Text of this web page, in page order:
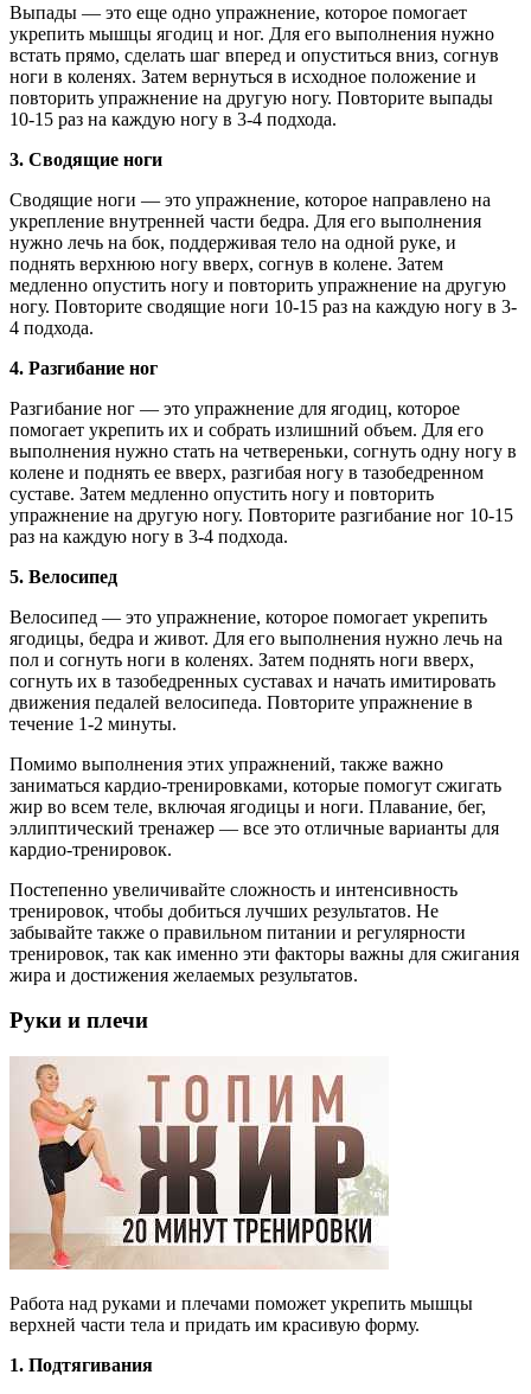
Выпады — это еще одно упражнение, которое помогает
укрепить мышцы ягодиц и ног. Для его выполнения нужно
встать прямо, сделать шаг вперед и опуститься вниз, согнув
ноги в коленях. Затем вернуться в исходное положение и
повторить упражнение на другую ногу. Повторите выпады
10-15 раз на каждую ногу в 3-4 подхода.
3. Сводящие ноги
Сводящие ноги — это упражнение, которое направлено на
укрепление внутренней части бедра. Для его выполнения
нужно лечь на бок, поддерживая тело на одной руке, и
поднять верхнюю ногу вверх, согнув в колене. Затем
медленно опустить ногу и повторить упражнение на другую
ногу. Повторите сводящие ноги 10-15 раз на каждую ногу в 3-
4 подхода.
4. Разгибание ног
Разгибание ног — это упражнение для ягодиц, которое
помогает укрепить их и собрать излишний объем. Для его
выполнения нужно стать на четвереньки, согнуть одну ногу в
колене и поднять ее вверх, разгибая ногу в тазобедренном
суставе. Затем медленно опустить ногу и повторить
упражнение на другую ногу. Повторите разгибание ног 10-15
раз на каждую ногу в 3-4 подхода.
5. Велосипед
Велосипед — это упражнение, которое помогает укрепить
ягодицы, бедра и живот. Для его выполнения нужно лечь на
пол и согнуть ноги в коленях. Затем поднять ноги вверх,
согнуть их в тазобедренных суставах и начать имитировать
движения педалей велосипеда. Повторите упражнение в
течение 1-2 минуты.
Помимо выполнения этих упражнений, также важно
заниматься кардио-тренировками, которые помогут сжигать
жир во всем теле, включая ягодицы и ноги. Плавание, бег,
эллиптический тренажер — все это отличные варианты для
кардио-тренировок.
Постепенно увеличивайте сложность и интенсивность
тренировок, чтобы добиться лучших результатов. Не
забывайте также о правильном питании и регулярности
тренировок, так как именно эти факторы важны для сжигания
жира и достижения желаемых результатов.
Руки и плечи
Работа над руками и плечами поможет укрепить мышцы
верхней части тела и придать им красивую форму.
1. Подтягивания